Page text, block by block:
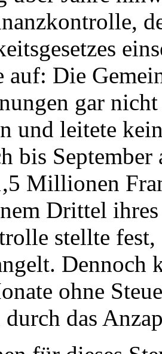
auf: Die
gar
und leitete
bis September
Millionen
Drittel
stellte
Dennoch
ohne
das